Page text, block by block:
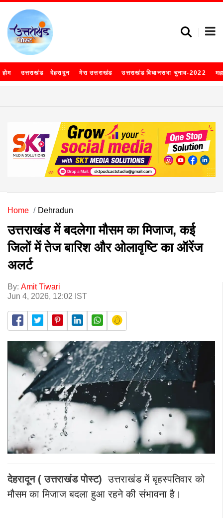
होम उत्तराखंड देहरादून मेरा उत्तराखंड उत्तराखंड विधानसभा चुनाव-2022
Home Dehradun
उत्तराखंड में बदलेगा मौसम का मिजाज, कई
जिलों में तेज बारिश और ओलावृष्टि का ऑरेंज
अलर्ट
By: Amit Tiwari
Jun 4, 2026, 12:02 IST
देहरादून ( उत्तराखंड पोस्ट) उत्तराखंड में बृहस्पतिवार को
मौसम का मिजाज बदला हुआ रहने की संभावना है।